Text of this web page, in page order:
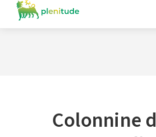
Colonnine